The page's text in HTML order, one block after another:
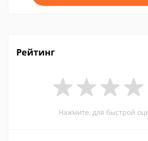
Рейтинг
Нажмите, для быстрой